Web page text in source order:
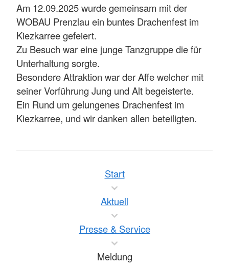
Am 12.09.2025 wurde gemeinsam mit der
WOBAU Prenzlau ein buntes Drachenfest im
Kiezkarree gefeiert.
Zu Besuch war eine junge Tanzgruppe die für
Unterhaltung sorgte.
Besondere Attraktion war der Affe welcher mit
seiner Vorführung Jung und Alt begeisterte.
Ein Rund um gelungenes Drachenfest im
Kiezkarree, und wir danken allen beteiligten.
Start
Aktuell
Presse & Service
Meldung